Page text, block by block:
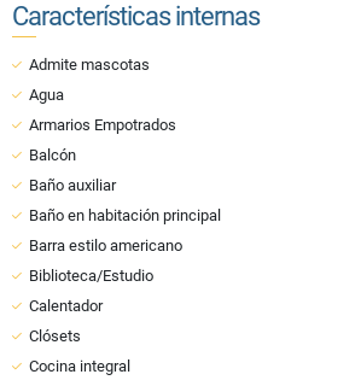
Características internas
Admite mascotas
Agua
Armarios Empotrados
Balcón
Baño auxiliar
Baño en habitación principal
Barra estilo americano
Biblioteca/Estudio
Calentador
Clósets
Cocina integral